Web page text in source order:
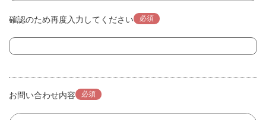
確認のため再度入力してください 必須
お問い合わせ内容 必須